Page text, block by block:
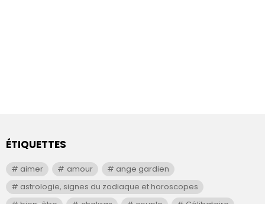
ÉTIQUETTES
aimer amour
ange gardien
astrologie, signes du zodiaque et horoscopes